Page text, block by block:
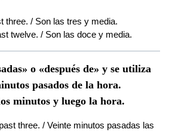
three. / Son las tres y media.
twelve. / Son las doce y media.
o «después de» y se utiliza
pasados de la hora.
minutos y luego la hora.
three. / Veinte minutos pasadas las